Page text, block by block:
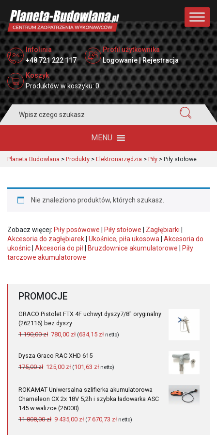
Infolinia
+48 721 222 117
Profil użytkownika
Logowanie | Rejestracja
Koszyk
Produktów w koszyku: 0
for:
MENU
Planeta Budowlana > Produkty > Elektronarzędzia > Piły > Piły stołowe
Nie znaleziono produktów, których szukasz.
Zobacz więcej: Piły posówowe Piły stołowe Zagłębiarki
Akcesoria do zagłębiarek Ukośnice, piła ukosowa
Akcesoria do
ukośnic Akcesoria do pił Bruzdownice akumulatorowe
Piły
tarczowe akumulatorowe
PROMOCJE
GRACO Pistolet FTX 4F uchwyt dyszy7/8" oryginalny
(262116) bez dyszy
1 190,00zł Pierwotna
wynosiła:
190,00 zł.
780,00 złAktualna
wynosi:
(634,15 złnetto)
Dysza Graco RAC XHD 615
175,00zł Pierwotna
175,00 zł.
125,00 złAktualna
125,00 zł.
(101,63 złnetto)
ROKAMAT Uniwersalna szlifierka akumulatorowa
Chameleon CX 2x 18V 5,2h i szybka ładowarka ASC
145 w walizce (26000)
11 808,00zł Pierwotna
9 435,00 złAktualna
(7 670,73 złnetto)